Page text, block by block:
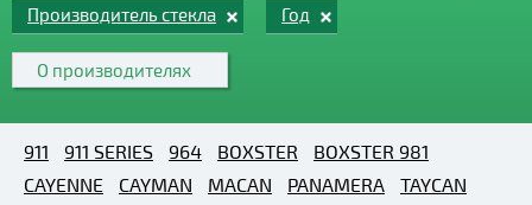
Производитель стекла Год
О производителях
911 911 SERIES 964 BOXSTER
BOXSTER 981
CAYENNE
CAYMAN MACAN PANAMERA
TAYCAN